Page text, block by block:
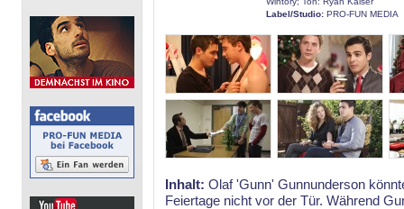
Label/Studio: PRO-FUN MEDIA
Inhalt: Olaf 'Gunn' Gunnunderson
Feiertage nicht vor der Tür. Während